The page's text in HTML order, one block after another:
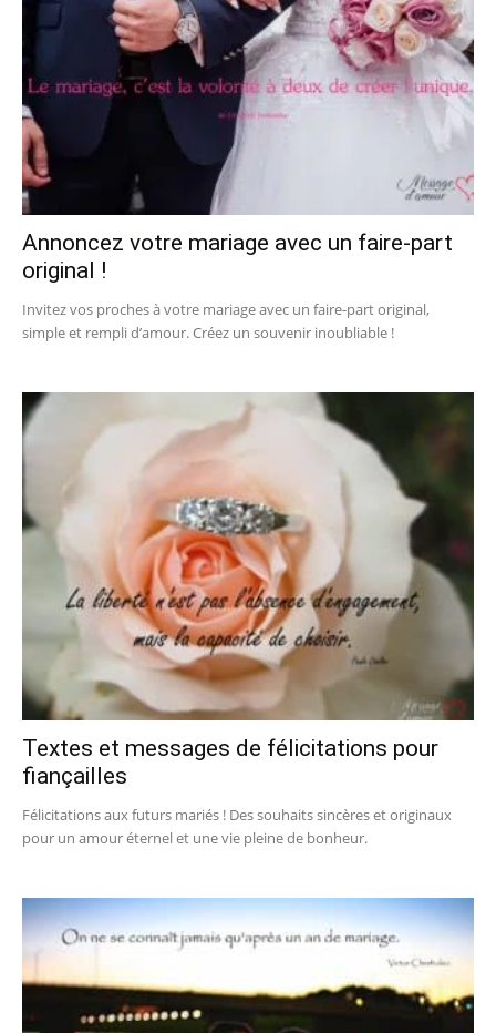
Annoncez votre mariage avec un faire-part
original !
Invitez vos proches à votre mariage avec un faire-part original,
simple et rempli d’amour. Créez un souvenir inoubliable !
Textes et messages de félicitations pour
fiançailles
Félicitations aux futurs mariés ! Des souhaits sincères et originaux
pour un amour éternel et une vie pleine de bonheur.